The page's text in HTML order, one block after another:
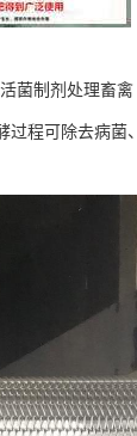
菌制剂处理畜禽
程可除去病菌、